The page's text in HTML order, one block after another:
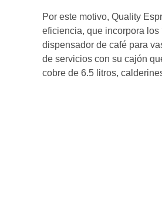
Por este motivo, Quality
eficiencia, que incorpora los
dispensador de café para
de servicios con su cajón
cobre de 6.5 litros,